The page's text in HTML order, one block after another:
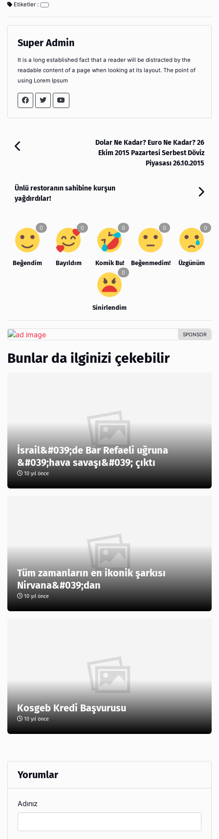
Etiketler :
Super Admin
It is a long established fact that a reader will be distracted by the
readable content of a page when looking at its layout. The point of
using Lorem Ipsum
Dolar Ne Kadar? Euro Ne Kadar? 26
Ekim 2015 Pazartesi Serbest Döviz
Piyasası 26.10.2015
Ünlü restoranın sahibine kurşun
yağdırdılar!
Beğendim Bayıldım Komik Bu! Beğenmedim! Üzgünüm
Sinirlendim
Bunlar da ilginizi çekebilir
İsrail&#039;de Bar Refaeli uğruna
&#039;hava savaşı&#039; çıktı
10 yıl önce
Tüm zamanların en ikonik şarkısı
Nirvana&#039;dan
10 yıl önce
Kosgeb Kredi Başvurusu
10 yıl önce
Yorumlar
Adınız